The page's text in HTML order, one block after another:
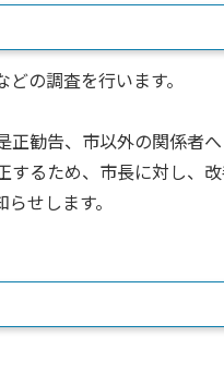
の調査を行います。
正勧告、市以外の関係者へ
するため、市長に対し、
せします。